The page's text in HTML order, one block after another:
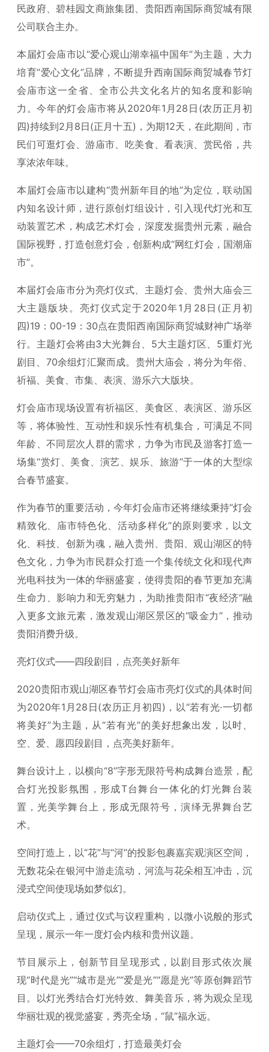
民政府、碧桂园文商旅集团、贵阳西南国际商贸城有限
公司联合主办。
本届灯会庙市以“爱心观山湖幸福中国年”为主题，大力
培育“爱心文化”品牌，不断提升西南国际商贸城春节灯
会庙市这一全省、全市公共文化名片的知名度和影响
力。今年的灯会庙市将从2020年1月28日(农历正月初
四)持续到2月8日(正月十五)，为期12天，在此期间，市
民们可逛灯会、游庙市、吃美食、看表演、赏民俗，共
享浓浓年味。
本届灯会庙市以建构“贵州新年目的地”为定位，联动国
内知名设计师，进行原创灯组设计，引入现代灯光和互
动装置艺术，构成艺术灯会，深度发掘贵州元素，融合
国际视野，打造创意灯会，创新构成“网红灯会，国潮庙
市”。
本届灯会庙市分为亮灯仪式、主题灯会、贵州大庙会三
大主题版块。亮灯仪式定于2020年1月28日(正月初
四)19：00-19：30点在贵阳西南国际商贸城财神广场举
行。主题灯会将由3大光舞台、5大主题灯区、5重灯光
剧目、70余组灯汇聚而成。贵州大庙会，将分为年俗、
祈福、美食、市集、表演、游乐六大版块。
灯会庙市现场设置有祈福区、美食区、表演区、游乐区
等，将体验性、互动性和娱乐性有机集合，可满足不同
年龄、不同层次人群的需求，力争为市民及游客打造一
场集“赏灯、美食、演艺、娱乐、旅游”于一体的大型综
合春节盛宴。
作为春节的重要活动，今年灯会庙市还将继续秉持“灯会
精致化、庙市特色化、活动多样化”的原则要求，以文
化、科技、创新为魂，融入贵州、贵阳、观山湖区的特
色文化，力争为市民群众打造一个集传统文化和现代声
光电科技为一体的华丽盛宴，使得贵阳的春节更加充满
生命力、影响力和无穷魅力，为助推贵阳市“夜经济”融
入更多文旅元素，激发观山湖区景区的“吸金力”，推动
贵阳消费升级。
亮灯仪式——四段剧目，点亮美好新年
2020贵阳市观山湖区春节灯会庙市亮灯仪式的具体时间
为2020年1月28日(农历正月初四)，以“若有光·一切都
将美好”为主题，从“若有光”的美好想象出发，以时、
空、爱、愿四段剧目，点亮美好新年。
舞台设计上，以横向“8”字形无限符号构成舞台造景，配
合灯光投影氛围，形成T台舞台一体化的灯光舞台装
置，光美学舞台上，形成无限符号，演绎无界舞台艺
术。
空间打造上，以“花”与“河”的投影包裹嘉宾观演区空间，
无数花朵在银河中游走流动，河流与花朵相互冲击，沉
浸式空间使现场如梦似幻。
启动仪式上，通过仪式与议程重构，以微小说般的形式
呈现，展示一年一度灯会内核和贵州议题。
节目展示上，创新节目呈现形式，以剧目形式依次展
现“时代是光”“城市是光”“爱是光”“愿是光”等原创舞蹈节
目。以灯光秀结合灯光特效、舞美音乐，将为观众呈现
华丽壮观的视觉盛宴，秀亮全场，“鼠”福永远。
主题灯会——70余组灯，打造最美灯会